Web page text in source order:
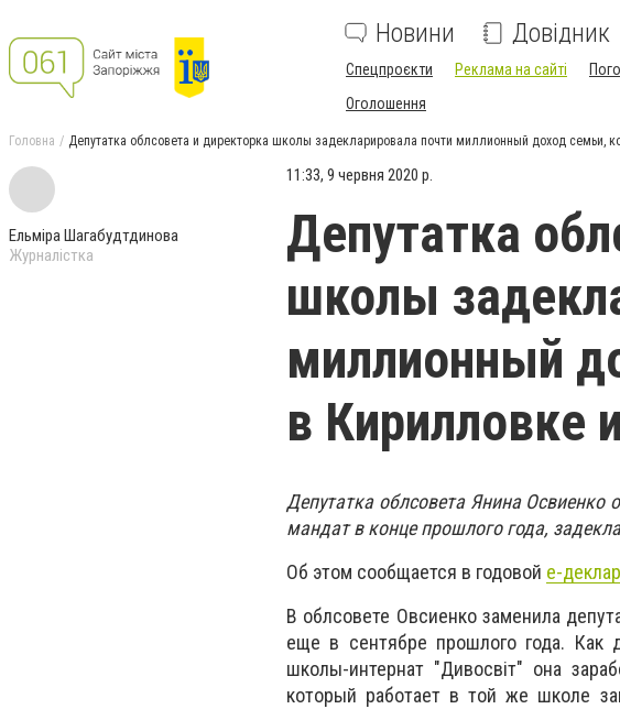
Новини Довідник
Спецпроєкти Реклама на сайті
Оголошення
Головна Депутатка облсовета и директорка школы задекларировала почти миллионный доход семьи,
Ельміра Шагабудтдинова
Журналістка
11:33, 9 червня 2020 р.
Депутатка
школы
миллионный
в Кирилловке
Депутатка облсовета Янина Освиенко
мандат в конце прошлого года,
Об этом сообщается в годовой е-
В облсовете Овсиенко заменила
еще в сентябре прошлого года. Как
школы-интернат "Дивосвіт" она
который работает в той же школе